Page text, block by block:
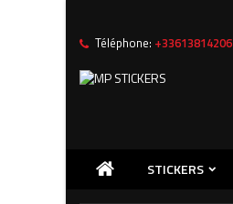
Téléphone: +33613814206
STICKERS